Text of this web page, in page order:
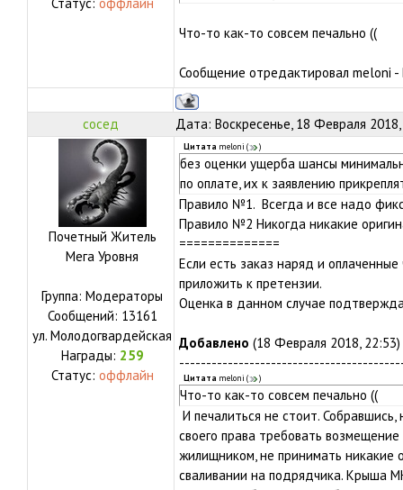
Что-то как-то совсем печально ((
Сообщение отредактировал meloni -
сосед Дата: Воскресенье, 18 Февраля
Почетный Житель
Мега Уровня
Группа: Модераторы
Сообщений: 13161
ул. Молодогвардейская
Награды: 259
Статус: оффлайн
Цитата meloni ( )
без оценки ущерба шансы
по оплате, их к заявлению
Правило №1. Всегда и все надо
Правило №2 Никогда никакие
==============
Если есть заказ наряд и
приложить к претензии.
Оценка в данном случае
Добавлено (18 Февраля 2018, 22:53)
Цитата meloni ( )
Что-то как-то совсем печально ((
И печалиться не стоит.
своего права требовать
жилищником, не принимать никакие
сваливании на подрядчика. Крыша